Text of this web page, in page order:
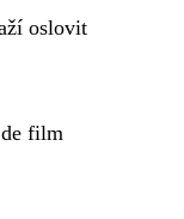
oslovit
film